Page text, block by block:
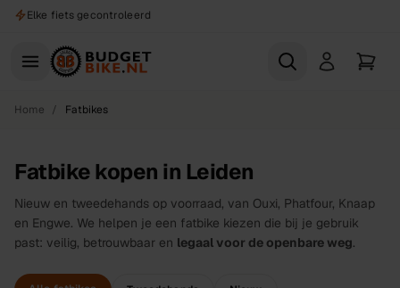
Naar hoofdinhoud
Elke fiets gecontroleerd
Home / Fatbikes
Fatbike kopen in Leiden
Nieuw en tweedehands op voorraad, van Ouxi, Phatfour, Knaap
en Engwe. We helpen je een fatbike kiezen die bij je gebruik
past: veilig, betrouwbaar en legaal voor de openbare weg.